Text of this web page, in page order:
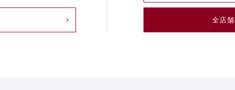
全店